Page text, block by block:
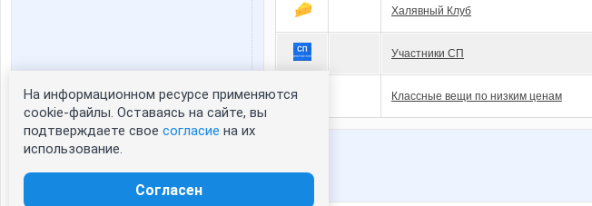
Статистика портрета:
сейчас просматривают портрет - 0
зарегистрированные пользователи
Халявный Клуб
Участники СП
Классные вещи по низким ценам
На информационном ресурсе применяются
cookie-файлы. Оставаясь на сайте, вы
подтверждаете свое согласие на их
использование.
Согласен